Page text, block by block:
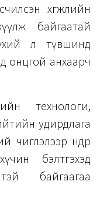
хөгжлийн
байгаатай
л түвшинд
онцгой анхаарч
технологи,
удирдлага
өндөр
бэлтгэхэд
байгаагаа